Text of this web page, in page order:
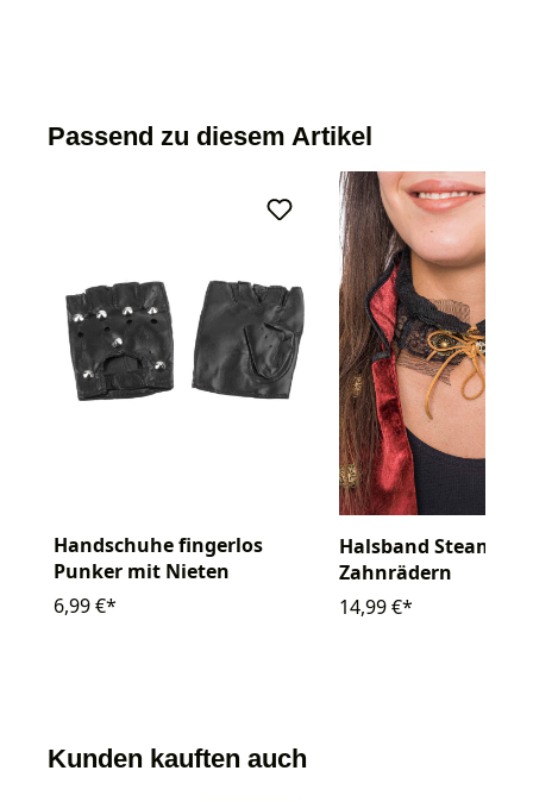
Passend zu diesem Artikel
Handschuhe fingerlos
Punker mit Nieten
6,99 €*
Halsband
Zahnrädern
14,99 €*
Kunden kauften auch